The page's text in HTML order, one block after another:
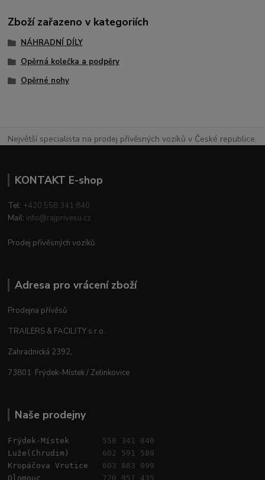
Zboží zařazeno v kategoriích
NÁHRADNÍ DÍLY
Opěrná kolečka a podpěry
Opěrné nohy
Největší specialista na prodej přívěsných vozíků v České republice.
KONTAKT E-shop
Tel: +420 558 341 840
Mail: info@rajprivesu.cz
Prodej přívěsných vozíků
Adresa pro vrácení zboží
Prodejna přívěsů
TRAILERS & FACILITY s.r.o.
Zahradnická 2392,
73801 Frýdek-Místek / Zelinkovice
Naše prodejny
Frýdek-Místek 558 341 840
Luže(Chrudim) 602 591 589
Kropáčova Vrutice 603 883 099
Olomouc 720 951 435